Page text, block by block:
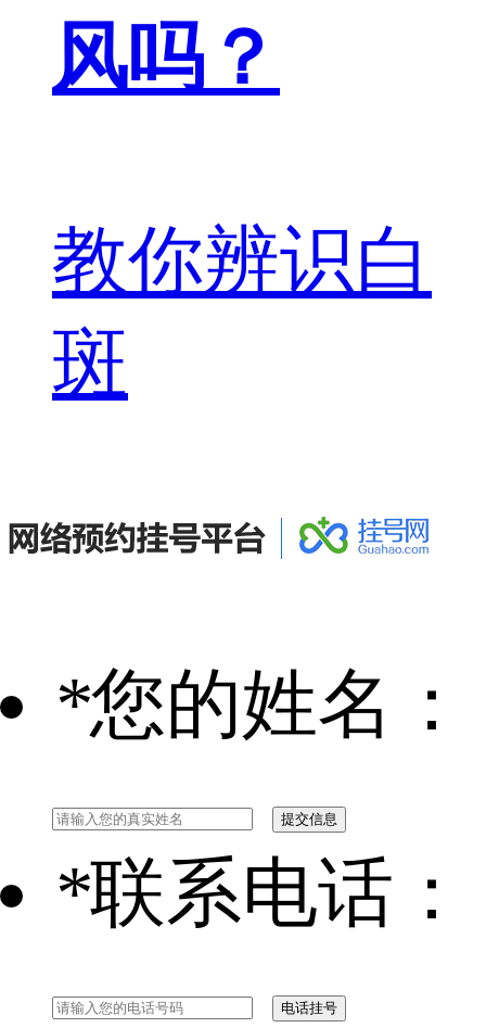
风吗？
教你辨识白
斑
*您的姓名：
*联系电话：